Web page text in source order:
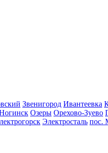
Звенигород Ивантеевка
Озеры Орехово-Зуево
Электросталь пос.